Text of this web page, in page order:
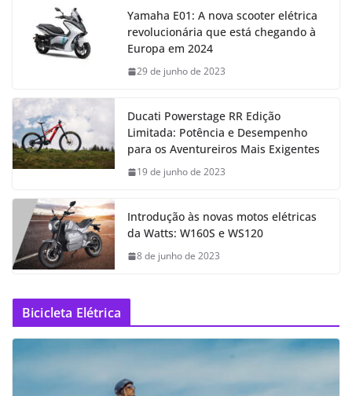
Yamaha E01: A nova scooter elétrica
revolucionária que está chegando à
Europa em 2024
29 de junho de 2023
Ducati Powerstage RR Edição
Limitada: Potência e Desempenho
para os Aventureiros Mais Exigentes
19 de junho de 2023
Introdução às novas motos elétricas
da Watts: W160S e WS120
8 de junho de 2023
Bicicleta Elétrica